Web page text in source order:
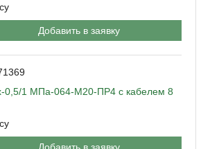
Добавить в заявку
1 МПа-064-М20-ПР4 с кабелем 8